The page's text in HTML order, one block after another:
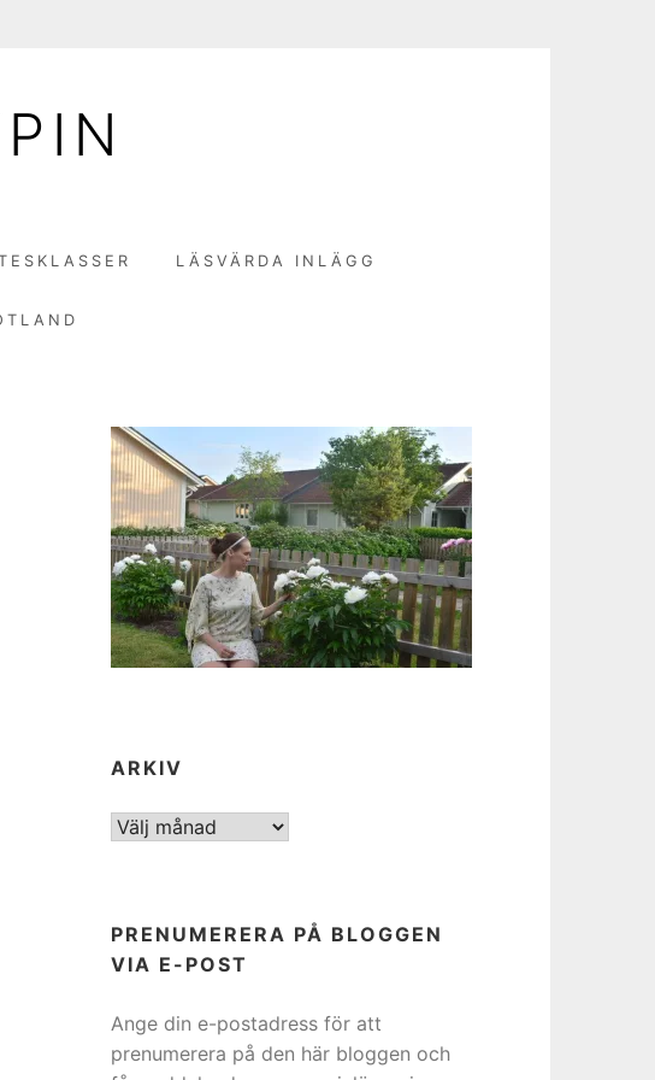
LÄSVÄRDA INLÄGG
ARKIV
ARKIV
PRENUMERERA PÅ BLOGGEN
VIA E-POST
Ange din e-postadress för att
prenumerera på den här bloggen och